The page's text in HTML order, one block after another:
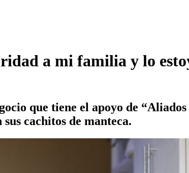
a mi familia y lo
que tiene el apoyo de
cachitos de manteca.